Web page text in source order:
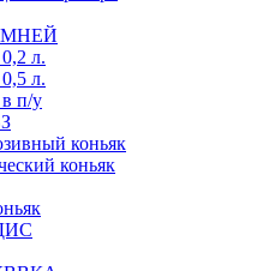
л.
л.
п/у
коньяк
коньяк